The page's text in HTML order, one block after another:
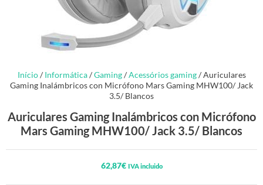
Início/ Informática/Gaming/Acessórios gaming/ Auriculares
Gaming Inalámbricos con Micrófono Mars Gaming MHW100/ Jack
3.5/ Blancos
Auriculares Gaming Inalámbricos con Micrófono
Mars Gaming MHW100/ Jack 3.5/ Blancos
62,87€ IVA incluido